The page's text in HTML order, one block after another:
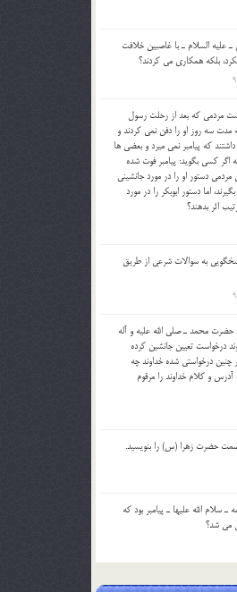
عليه السلام ـ با غاصبين خلافت
بلكه همكاري مي کردند؟
مردمي كه بعد از رحلت رسول
سه روز او را دفن نمي كردند و
كه پيامبر نمي ميرد و بعضي ها
اگر كسي بگويد: پيامبر فوت شده
دستور او را در مورد جانشيني
اما دستور ابوبكر را در مورد
اثر بدهند؟
به سوالات شرعی از طریق
حضرت محمد ـ صلي الله عليه و آله
درخواست تعيين جانشين کرده
چنين درخواستي شده خداوند چه
و کلام خداوند را مرقوم
حضرت زهرا (س) را بنويسيد.
سلام الله عليها ـ پيامبر بود كه
مي شد؟